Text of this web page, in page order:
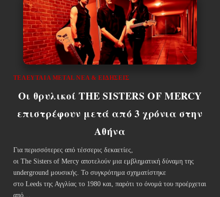
ΤΕΛΕΥΤΑΊΑ METAL ΝΈΑ & EΙΔΉΣΕΙΣ
Οι θρυλικοί THE SISTERS OF MERCY
επιστρέφουν μετά από 3 χρόνια στην
Αθήνα
Για περισσότερες από τέσσερις δεκαετίες,
οι The Sisters of Mercy αποτελούν μια εμβληματική δύναμη της
underground μουσικής. Το συγκρότημα σχηματίστηκε
στο Leeds της Αγγλίας το 1980 και, παρότι το όνομά του προέρχεται
από…